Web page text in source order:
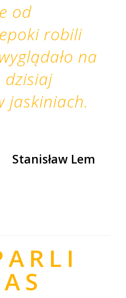
od
robili
na
dzisiaj
jaskiniach.
Stanisław Lem